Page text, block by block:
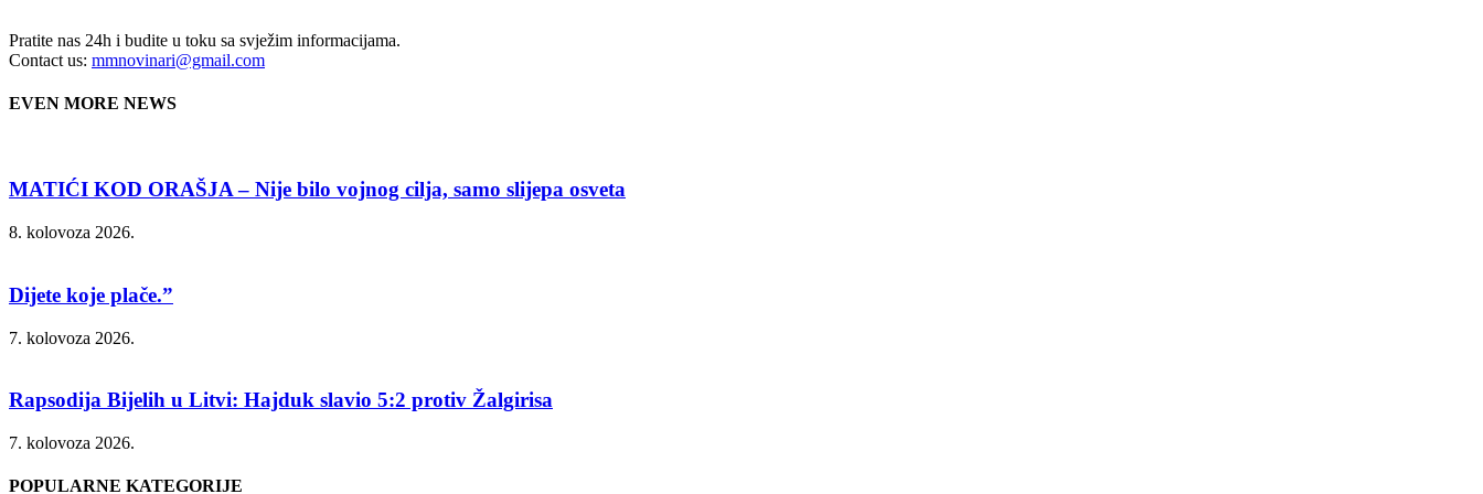
Pratite nas 24h i budite u toku sa svježim informacijama.
Contact us: mmnovinari@gmail.com
EVEN MORE NEWS
MATIĆI KOD ORAŠJA – Nije bilo vojnog cilja, samo slijepa osveta
8. kolovoza 2026.
Dijete koje plače.”
7. kolovoza 2026.
Rapsodija Bijelih u Litvi: Hajduk slavio 5:2 protiv Žalgirisa
7. kolovoza 2026.
POPULARNE KATEGORIJE